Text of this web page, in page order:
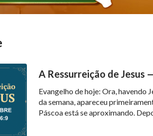
A Ressurreição de Jesus
Evangelho de hoje: Ora, havendo
da semana, apareceu
Páscoa está se aproximando.